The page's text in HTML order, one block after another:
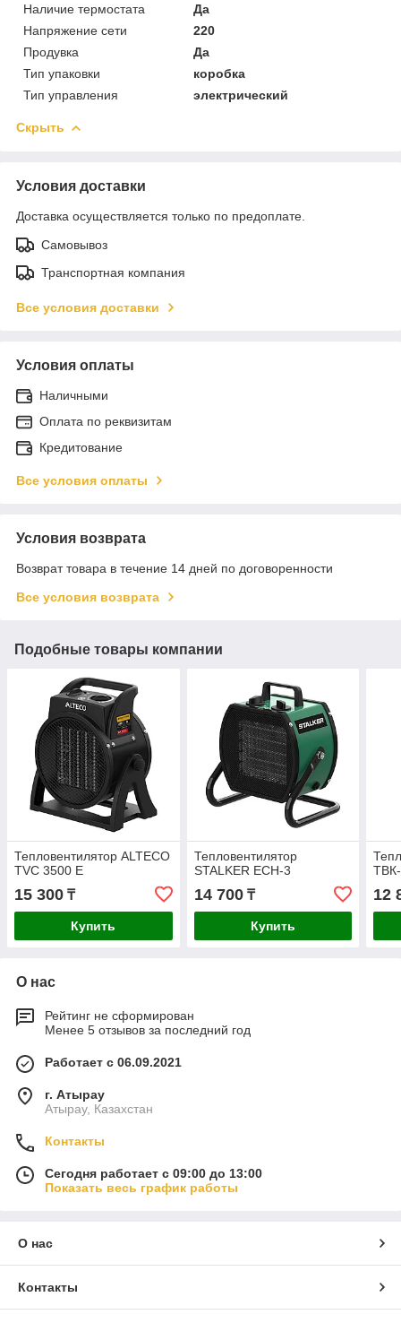
Наличие термостата
Да
Напряжение сети
220
Продувка
Да
Тип упаковки
коробка
Тип управления
электрический
Скрыть
Условия доставки
Доставка осуществляется только по предоплате.
Самовывоз
Транспортная компания
Все условия доставки
Условия оплаты
Наличными
Оплата по реквизитам
Кредитование
Все условия оплаты
Условия возврата
Возврат товара в течение 14 дней по договоренности
Все условия возврата
Подобные товары компании
Тепловентилятор ALTECO
TVC 3500 E
15 300 ₸
Купить
Тепловентилятор
STALKER ECH-3
14 700₸
Купить
12
О нас
Рейтинг не сформирован
Менее 5 отзывов за последний год
Работает с 06.09.2021
г. Атырау
Атырау, Казахстан
Контакты
Сегодня работает с 09:00 до 13:00
Показать весь график работы
О нас
Контакты